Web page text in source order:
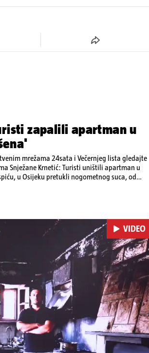
zapalili apartman u
mrežama 24sata i Večernjeg lista gledajte
Snježane Krnetić: Turisti uništili apartman u
u Osijeku pretukli nogometnog suca, od
VIDEO